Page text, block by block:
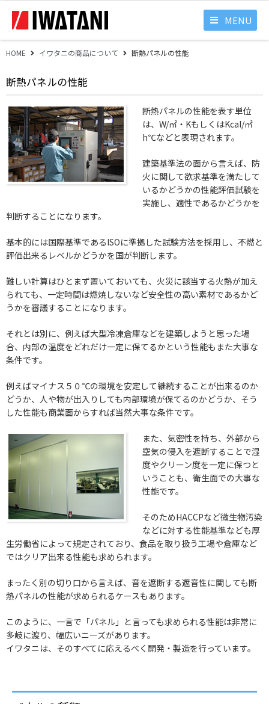
MENU
HOME イワタニの商品について 断熱パネルの性能
断熱パネルの性能
断熱パネルの性能を表す単位
は、W/㎡・KもしくはKcal/㎡
h℃などと表現されます。
建築基準法の面から言えば、防
火に関して欲求基準を満たして
いるかどうかの性能評価試験を
実施し、適性であるかどうかを
判断することになります。
基本的には国際基準であるISOに準拠した試験方法を採用し、不燃と
評価出来るレベルかどうかを国が判断します。
難しい計算はひとまず置いておいても、火災に該当する火熱が加え
られても、一定時間は燃焼しないなど安全性の高い素材であるかど
うかを審議することになります。
それとは別に、例えば大型冷凍倉庫などを建築しようと思った場
合、内部の温度をどれだけ一定に保てるかという性能もまた大事な
条件です。
例えばマイナス５０℃の環境を安定して継続することが出来るのか
どうか、人や物が出入りしても内部環境が保てるのかどうか、そう
した性能も商業面からすれば当然大事な条件です。
また、気密性を持ち、外部から
空気の侵入を遮断することで湿
度やクリーン度を一定に保つと
いうことも、衛生面での大事な
性能です。
そのためHACCPなど微生物汚染
などに対する性能基準なども厚
生労働省によって規定されており、食品を取り扱う工場や倉庫など
ではクリア出来る性能も求められます。
まったく別の切り口から言えば、音を遮断する遮音性に関しても断
熱パネルの性能が求められるケースもあります。
このように、一言で「パネル」と言っても求められる性能は非常に
多岐に渡り、幅広いニーズがあります。
イワタニは、そのすべてに応えるべく開発・製造を行っています。